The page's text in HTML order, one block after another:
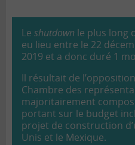
Le shutdown le plus long
eu lieu entre le 22
2019 et a donc duré 1
Il résultait de
Chambre des
majoritairement
portant sur le budget
projet de construction
Unis et le Mexique.